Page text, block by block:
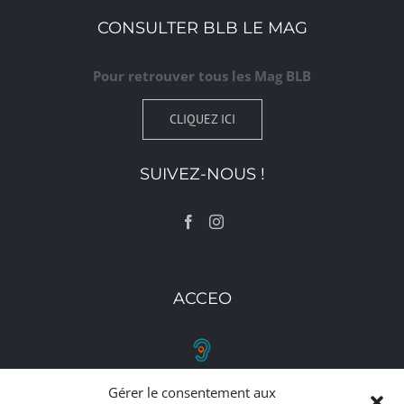
Gérer le consentement aux
CONSULTER BLB LE MAG
Pour retrouver tous les Mag BLB
CLIQUEZ ICI
SUIVEZ-NOUS !
ACCEO
RETROUVEZ-NOUS